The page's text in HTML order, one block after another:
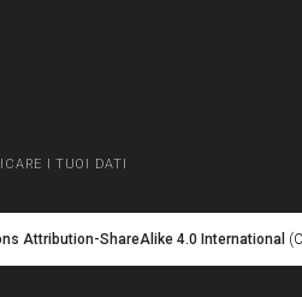
I TUOI DATI
Attribution-ShareAlike 4.0 International